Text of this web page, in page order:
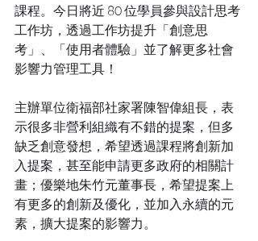
課程。今日將近 80 位學員參與設計思考
工作坊，透過工作坊提升「創意思
考」、「使用者體驗」並了解更多社會
影響力管理工具！
主辦單位衛福部社家署陳智偉組長，表
示很多非營利組織有不錯的提案，但多
缺乏創意發想，希望透過課程將創新加
入提案，甚至能申請更多政府的相關計
畫；優樂地朱竹元董事長，希望提案上
有更多的創新及優化，並加入永續的元
素，擴大提案的影響力。